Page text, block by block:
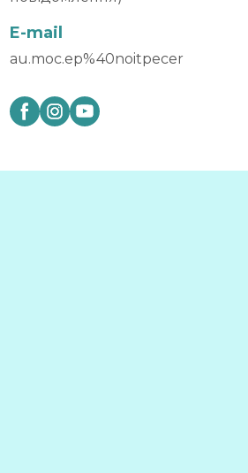
E-mail
au.moc.ep%40noitpecer